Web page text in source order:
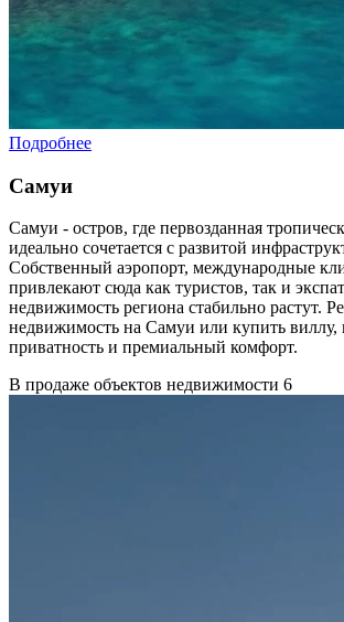
Подробнее
Самуи
Самуи - остров, где первозданная
идеально сочетается с развитой
Собственный аэропорт, международные
привлекают сюда как туристов, так и
недвижимость региона стабильно растут.
недвижимость на Самуи или купить виллу,
приватность и премиальный комфорт.
В продаже объектов недвижимости 6